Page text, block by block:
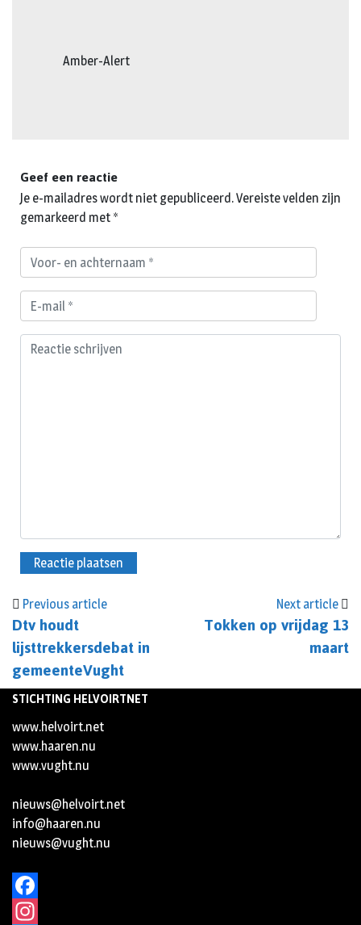
Amber-Alert
Previous article
Dtv houdt
lijsttrekkersdebat in
gemeenteVught
Next article
Tokken op vrijdag 13
maart
Geef een reactie
Je e-mailadres wordt niet gepubliceerd.Vereiste velden zijn
gemarkeerd met *
STICHTING HELVOIRTNET
www.helvoirt.net
www.haaren.nu
www.vught.nu
nieuws@helvoirt.net
info@haaren.nu
nieuws@vught.nu
Facebook